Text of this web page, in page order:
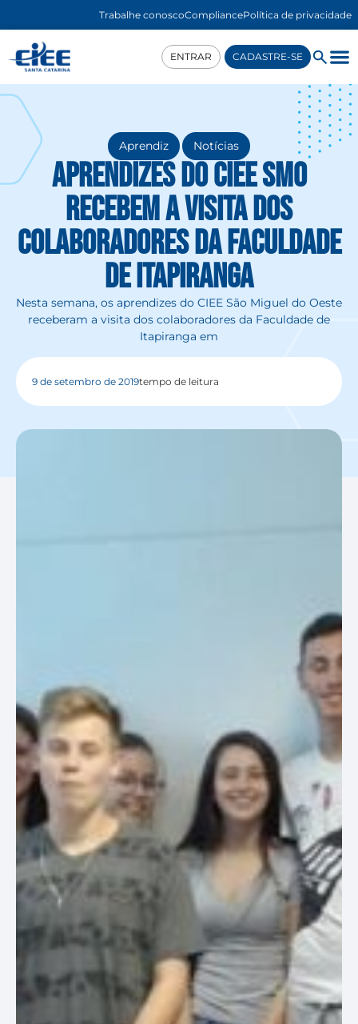
Trabalhe conoscoCompliancePolítica de privacidade
ENTRAR CADASTRE-SE
Aprendiz , Notícias
Aprendizes do CIEE SMO
recebem a visita dos
colaboradores da Faculdade
de Itapiranga
Nesta semana, os aprendizes do CIEE São Miguel do Oeste
receberam a visita dos colaboradores da Faculdade de
Itapiranga em
9 de setembro de 2019tempo de leitura